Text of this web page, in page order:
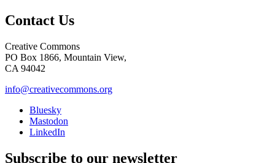
Contact Us
Creative Commons
PO Box 1866, Mountain View,
CA 94042
info@creativecommons.org
Bluesky
Mastodon
LinkedIn
Subscribe to our newsletter